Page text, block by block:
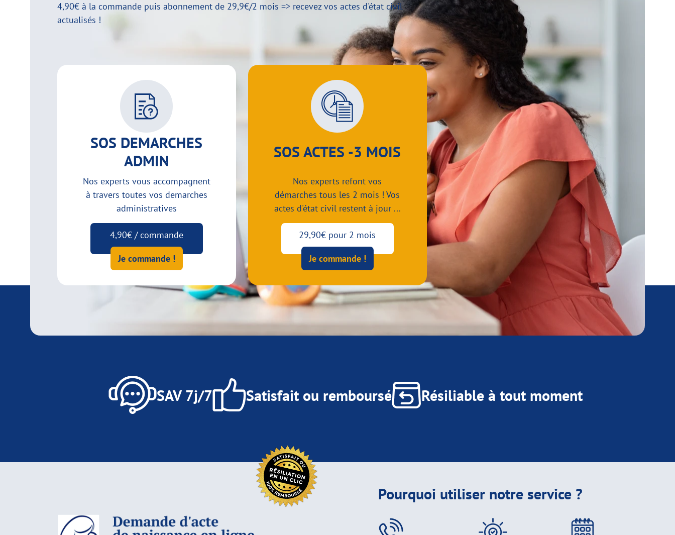
4,90€ à la commande puis abonnement de 29,9€/2 mois => recevez vos actes d'état civil
actualisés !
SOS DEMARCHES
ADMIN
Nos experts vous accompagnent
à travers toutes vos demarches
administratives
4,90€ / commande
Je commande !
SOS ACTES -3 MOIS
Nos experts refont vos
démarches tous les 2 mois ! Vos
actes d'état civil restent à jour ...
29,90€ pour 2 mois
Je commande !
SAV 7j/7 Satisfait ou remboursé Résiliable à tout moment
Pourquoi utiliser notre service ?